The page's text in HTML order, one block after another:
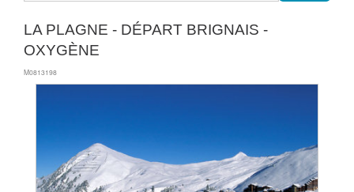
LA PLAGNE - DÉPART BRIGNAIS -
OXYGÈNE
M0813198